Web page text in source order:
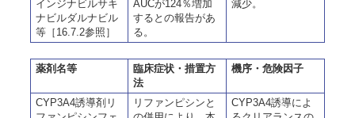
インジナビルサキ
ナビルダルナビル
等［16.7.2参照］
AUCが124％増加
するとの報告があ
る。
減少。
薬剤名等
臨床症状・措置方
法
機序・危険因子
CYP3A4誘導剤リ
リファンピシンと
CYP3A4誘導によ